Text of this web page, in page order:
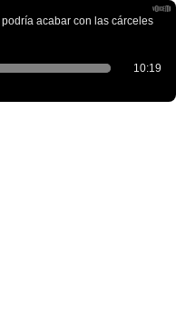
acabar con las cárceles
10:19